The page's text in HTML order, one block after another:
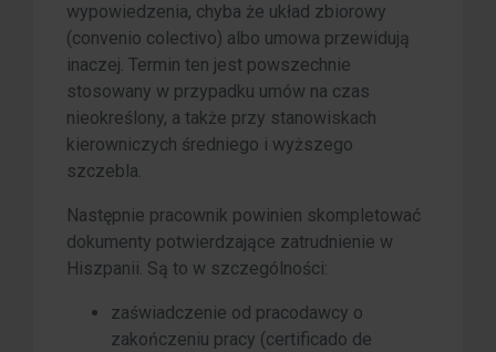
wypowiedzenia, chyba że układ zbiorowy
(convenio colectivo) albo umowa przewidują
inaczej. Termin ten jest powszechnie
stosowany w przypadku umów na czas
nieokreślony, a także przy stanowiskach
kierowniczych średniego i wyższego
szczebla.
Następnie pracownik powinien skompletować
dokumenty potwierdzające zatrudnienie w
Hiszpanii. Są to w szczególności:
zaświadczenie od pracodawcy o
zakończeniu pracy (certificado de